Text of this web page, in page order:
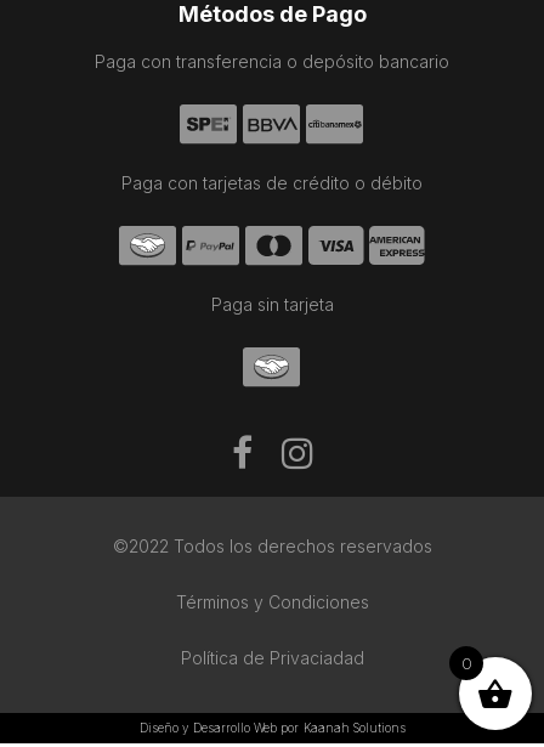
Métodos de Pago
Paga con transferencia o depósito bancario
Paga con tarjetas de crédito o débito
Paga sin tarjeta
©2022 Todos los derechos reservados
Términos y Condiciones
Política de Privaciadad
Diseño y Desarrollo Web por Kaanah Solutions
0